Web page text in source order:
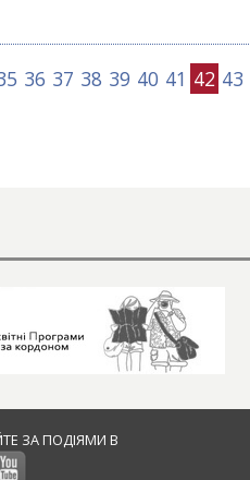
36 37 38 39 40 41 42 43
ЗА ПОДІЯМИ В